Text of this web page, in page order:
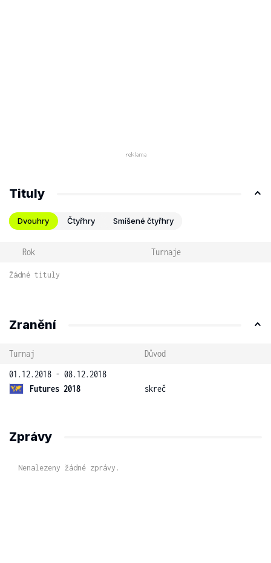
Tituly
Dvouhry Čtyřhry Smíšené čtyřhry
Rok Turnaje
Žádné tituly
Zranění
Turnaj
Důvod
01.12.2018 - 08.12.2018
Futures 2018
skreč
Zprávy
Nenalezeny žádné zprávy.